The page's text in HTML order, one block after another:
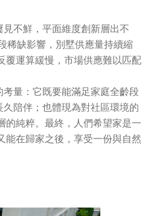
不鮮，平面維度創新層出不
稀缺影響，別墅供應量持續縮
覆運算緩慢，市場供應難以匹配
量：它既要能滿足家庭全齡段
久陪伴；也體現為對社區環境的
的純粹。最終，人們希望家是一
在歸家之後，享受一份與自然